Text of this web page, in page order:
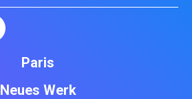
Paris
Neues Werk